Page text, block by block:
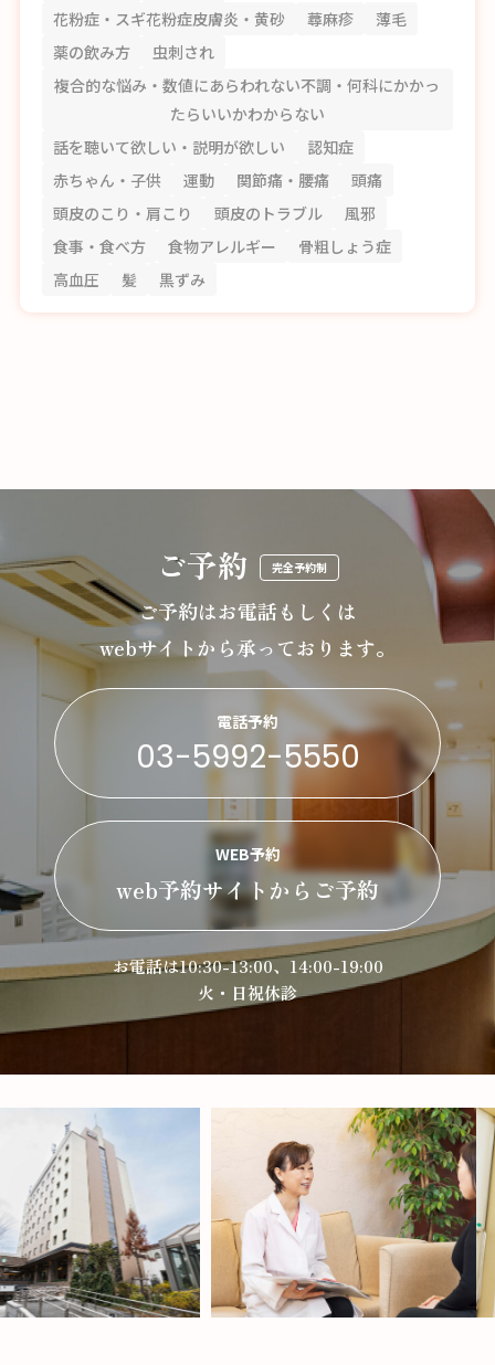
花粉症・スギ花粉症皮膚炎・黄砂 蕁麻疹
薄毛
薬の飲み方
虫刺され
複合的な悩み・数値にあらわれない不調・何科にかかっ
たらいいかわからない
話を聴いて欲しい・説明が欲しい
認知症
赤ちゃん・子供
運動 関節痛・腰痛
頭痛
頭皮のこり・肩こり
頭皮のトラブル
風邪
食事・食べ方
食物アレルギー
骨粗しょう症
高血圧
髪 黒ずみ
ご予約 完全予約制
ご予約はお電話もしくは
webサイトから承っております。
電話予約
03-5992-5550
WEB予約
web予約サイトからご予約
お電話は10:30-13:00、14:00-19:00
火・日祝休診